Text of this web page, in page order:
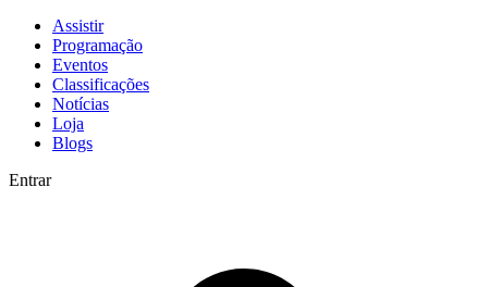
Assistir
Programação
Eventos
Classificações
Notícias
Loja
Blogs
Entrar